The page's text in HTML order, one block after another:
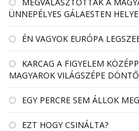
ÜNNEPÉLYES GÁLAESTEN
ÉN VAGYOK EURÓPA
KARCAG A FIGYELEM
MAGYAROK VILÁGSZÉPE
EGY PERCRE SEM ÁLLOK
EZT HOGY CSINÁLTA?